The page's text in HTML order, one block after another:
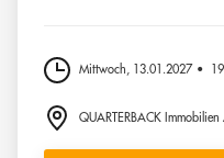
Mittwoch, 13.01.2027
QUARTERBACK